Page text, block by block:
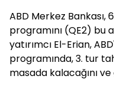
ABD Merkez Bankası,
programını (QE2) bu
yatırımcı El-Erian,
programında, 3. tur
masada kalacağını